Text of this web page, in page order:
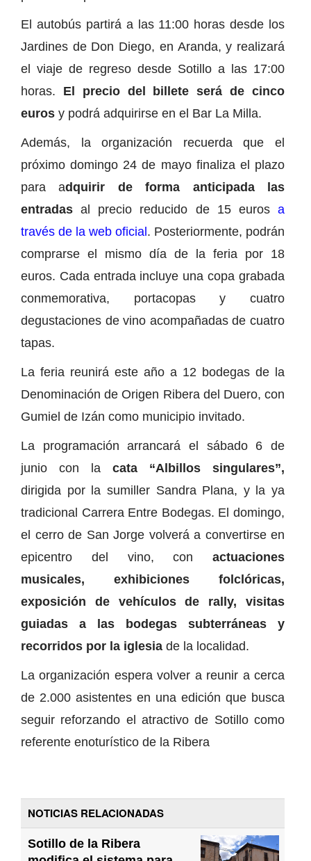
El autobús partirá a las 11:00 horas desde los
Jardines de Don Diego, en Aranda, y realizará
el viaje de regreso desde Sotillo a las 17:00
horas. El precio del billete será de cinco
euros y podrá adquirirse en el Bar La Milla.
Además, la organización recuerda que el
próximo domingo 24 de mayo finaliza el plazo
para adquirir de forma anticipada las
entradasal precio reducido de 15 eurosa
través de la web oficial. Posteriormente, podrán
comprarse el mismo día de la feria por 18
euros. Cada entrada incluye una copa grabada
conmemorativa, portacopas y cuatro
degustaciones de vino acompañadas de cuatro
tapas.
La feria reunirá este año a 12 bodegas de la
Denominación de Origen Ribera del Duero, con
Gumiel de Izán como municipio invitado.
La programación arrancará el sábado 6 de
junio con la cata “Albillos singulares”,
dirigida por la sumiller Sandra Plana, y la ya
tradicional Carrera Entre Bodegas. El domingo,
el cerro de San Jorge volverá a convertirse en
epicentro del vino, con actuaciones
musicales, exhibiciones folclóricas,
exposición de vehículos de rally, visitas
guiadas a las bodegas subterráneas y
recorridos por la iglesia de la localidad.
La organización espera volver a reunir a cerca
de 2.000 asistentes en una edición que busca
seguir reforzando el atractivo de Sotillo como
referente enoturístico de la Ribera
NOTICIAS RELACIONADAS
Sotillo de la Ribera